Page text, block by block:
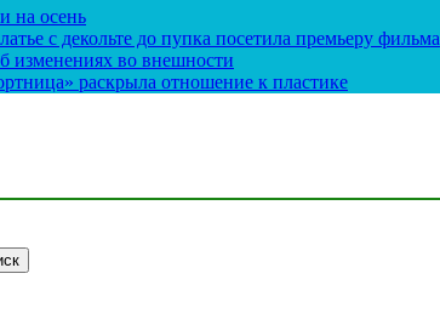
на осень
с декольте до пупка посетила премьеру фильма
изменениях во внешности
раскрыла отношение к пластике